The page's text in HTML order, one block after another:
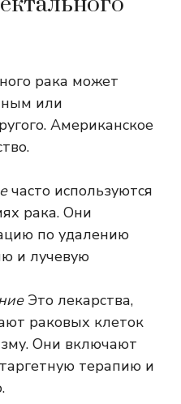
рака может
или
Американское
.
часто используются
рака. Они
по удалению
и лучевую
Это лекарства,
раковых клеток
Они включают
терапию и